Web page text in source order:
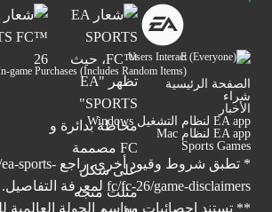
Users Interact
game Purchases (Includes Random Items)
الصفحة الرئيسية
شراء
الأخبار
EA app لنظام التشغيل Windows
EA app لنظام Mac
Sports Games
* تطبق شروط وقيود أخرى. راجع sports-
fc/fc-26/game-disclaimers لمعرفة التفاصيل.